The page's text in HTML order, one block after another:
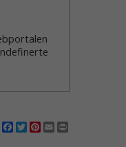
ShareFacebook
Twitter
Pinterest
Email